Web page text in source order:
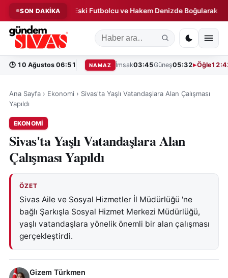
SON DAKİKA
Uyarı! ◆ Eski Futbolcu ve Hakem Denizde Boğularak
🕒 10 Ağustos 06:51 NAMAZ İmsak03:45Güneş05:32 Öğle
Ana Sayfa › Ekonomi › Sivas'ta Yaşlı Vatandaşlara Alan Çalışması
Yapıldı
EKONOMI
Sivas'ta Yaşlı Vatandaşlara Alan
Çalışması Yapıldı
ÖZET
Sivas Aile ve Sosyal Hizmetler İl Müdürlüğü 'ne
bağlı Şarkışla Sosyal Hizmet Merkezi Müdürlüğü,
yaşlı vatandaşlara yönelik önemli bir alan çalışması
gerçekleştirdi.
Gizem Türkmen